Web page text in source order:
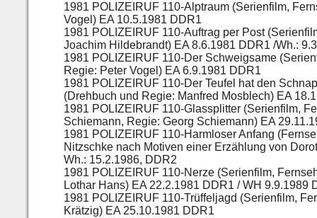
1981 POLIZEIRUF 110-Alptraum (Serienfilm,
Vogel) EA 10.5.1981 DDR1
1981 POLIZEIRUF 110-Auftrag per Post
Joachim Hildebrandt) EA 8.6.1981 DDR1 /Wh.:
1981 POLIZEIRUF 110-Der Schweigsame
Regie: Peter Vogel) EA 6.9.1981 DDR1
1981 POLIZEIRUF 110-Der Teufel hat den
(Drehbuch und Regie: Manfred Mosblech) EA
1981 POLIZEIRUF 110-Glassplitter (Serienfilm,
Schiemann, Regie: Georg Schiemann) EA
1981 POLIZEIRUF 110-Harmloser Anfang
Nitzschke nach Motiven einer Erzählung von
Wh.: 15.2.1986, DDR2
1981 POLIZEIRUF 110-Nerze (Serienfilm,
Lothar Hans) EA 22.2.1981 DDR1 / WH 9.9.1989
1981 POLIZEIRUF 110-Trüffeljagd (Serienfilm,
Krätzig) EA 25.10.1981 DDR1